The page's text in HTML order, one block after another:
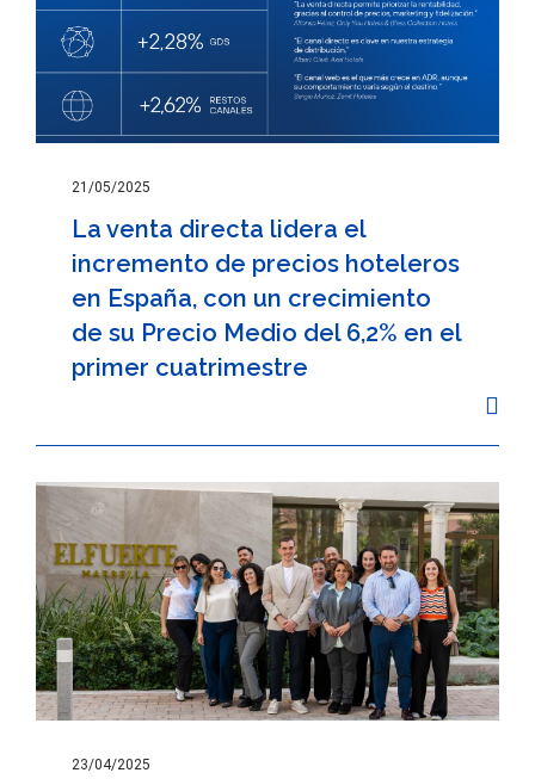
21/05/2025
La venta directa lidera el
incremento de precios hoteleros
en España, con un crecimiento
de su Precio Medio del 6,2% en el
primer cuatrimestre
23/04/2025